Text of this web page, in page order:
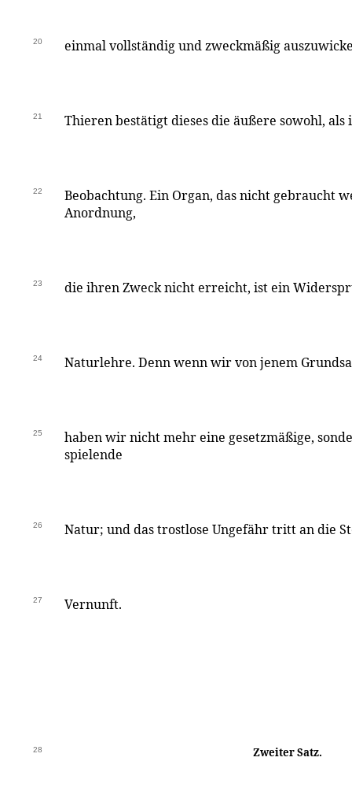
20 einmal vollständig und zweckmäßig
21 Thieren bestätigt dieses die äußere sowohl,
22
Beobachtung. Ein Organ, das nicht gebraucht
Anordnung,
23 die ihren Zweck nicht erreicht, ist ein
24 Naturlehre. Denn wenn wir von jenem
25
haben wir nicht mehr eine gesetzmäßige,
spielende
26 Natur; und das trostlose Ungefähr tritt an die
27 Vernunft.
28 Zweiter Satz.